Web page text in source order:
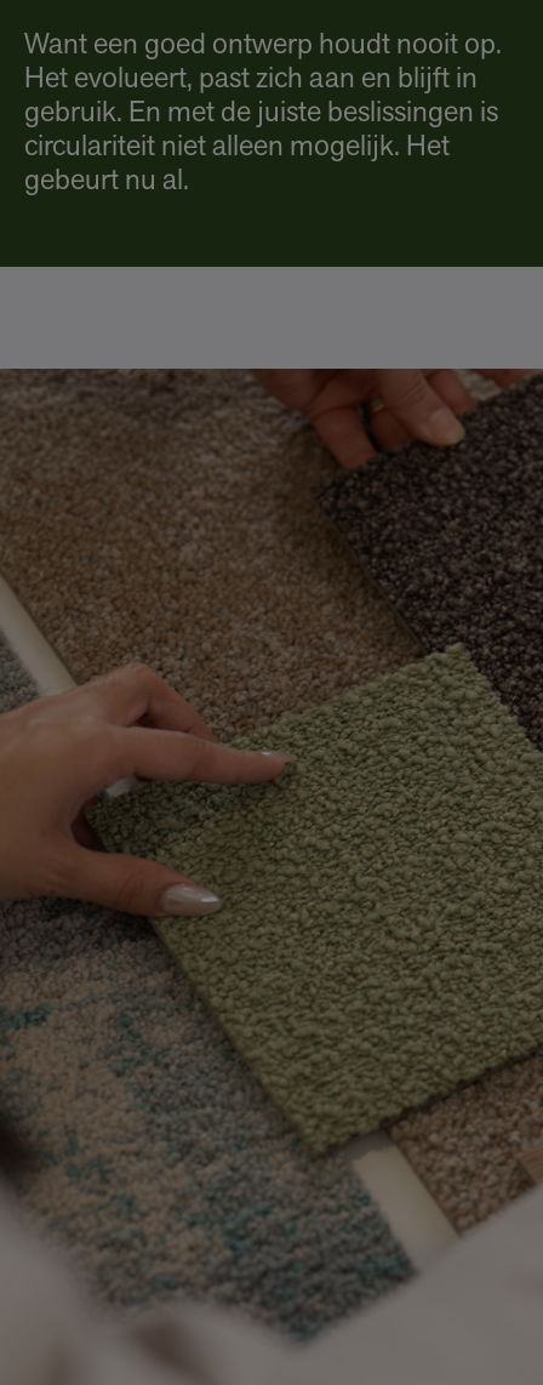
Want een goed ontwerp houdt nooit op.
Het evolueert, past zich aan en blijft in
gebruik. En met de juiste beslissingen is
circulariteit niet alleen mogelijk. Het
gebeurt nu al.